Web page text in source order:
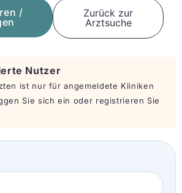
/
Zurück zur
Arztsuche
Nutzer
ist nur für angemeldete Kliniken
Sie sich ein oder registrieren Sie